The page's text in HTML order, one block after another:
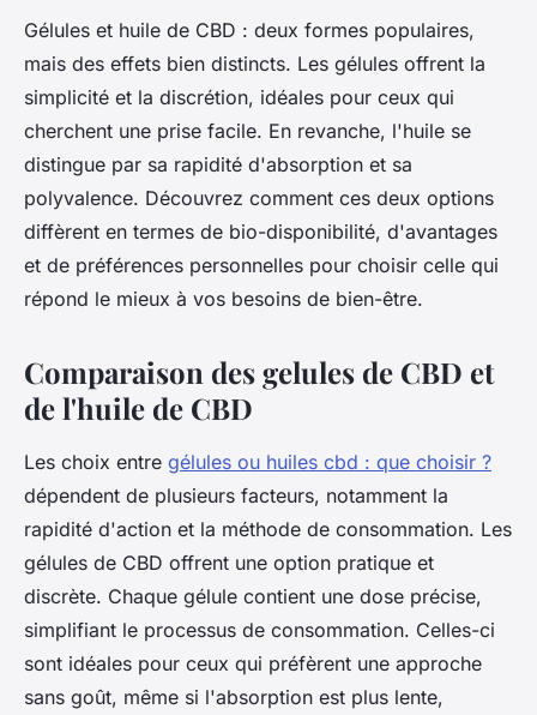
Gélules et huile de CBD : deux formes populaires,
mais des effets bien distincts. Les gélules offrent la
simplicité et la discrétion, idéales pour ceux qui
cherchent une prise facile. En revanche, l'huile se
distingue par sa rapidité d'absorption et sa
polyvalence. Découvrez comment ces deux options
diffèrent en termes de bio-disponibilité, d'avantages
et de préférences personnelles pour choisir celle qui
répond le mieux à vos besoins de bien-être.
Comparaison des gelules de CBD et
de l'huile de CBD
Les choix entre gélules ou huiles cbd : que choisir ?
dépendent de plusieurs facteurs, notamment la
rapidité d'action et la méthode de consommation. Les
gélules de CBD offrent une option pratique et
discrète. Chaque gélule contient une dose précise,
simplifiant le processus de consommation. Celles-ci
sont idéales pour ceux qui préfèrent une approche
sans goût, même si l'absorption est plus lente,